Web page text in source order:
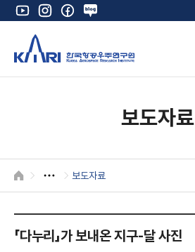
유
튜
인
스
타
그
램
페
이
북
네
이
블
로
K
보도자료
HOME 보도자료
「다누리」가 보내온 지구-달 사진